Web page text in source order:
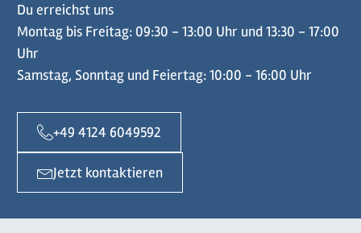
Du erreichst uns
Montag bis Freitag: 09:30 - 13:00 Uhr und 13:30 - 17:00
Uhr
Samstag, Sonntag und Feiertag: 10:00 - 16:00 Uhr
+49 4124 6049592
Jetzt kontaktieren